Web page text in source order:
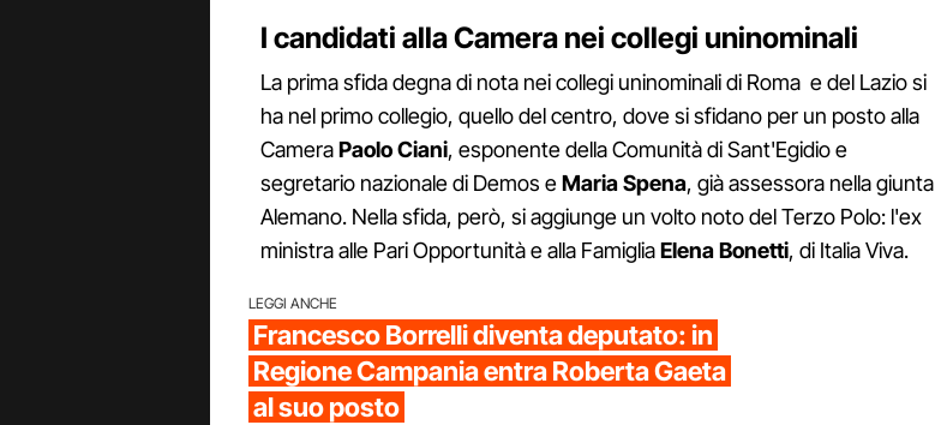
I candidati alla Camera nei collegi uninominali
La prima sfida degna di nota nei collegi uninominali di Roma e del Lazio si
ha nel primo collegio, quello del centro, dove si sfidano per un posto alla
CameraPaolo Ciani, esponente della Comunità di Sant'Egidio e
segretario nazionale di Demos eMaria Spena, già assessora nella giunta
Alemano. Nella sfida, però, si aggiunge un volto noto del Terzo Polo: l'ex
ministra alle Pari Opportunità e alla FamigliaElena Bonetti, di Italia Viva.
LEGGI ANCHE
Francesco Borrelli diventa deputato: in
Regione Campania entra Roberta Gaeta
al suo posto